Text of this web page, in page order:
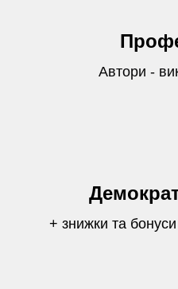
Автори -
+ знижки та